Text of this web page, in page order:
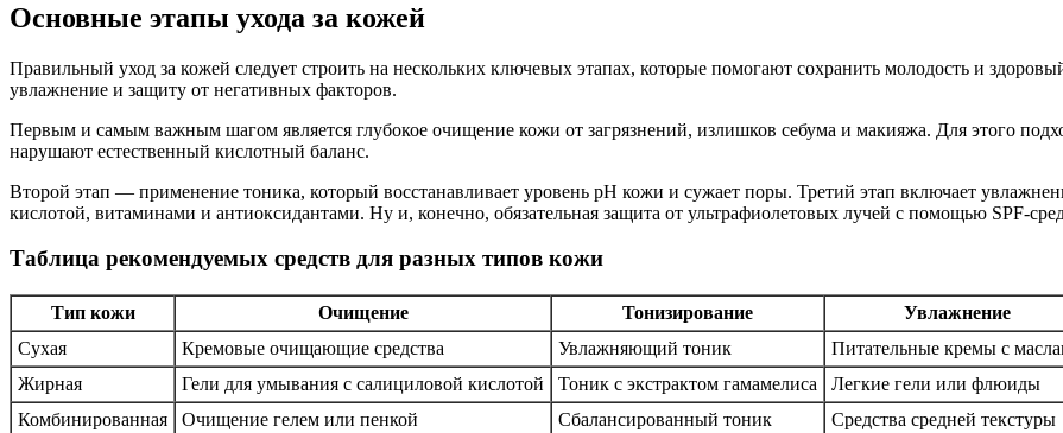
Основные этапы ухода за кожей
Правильный уход за кожей следует строить на нескольких ключевых этапах, которые помогают сохранить молодость и
увлажнение и защиту от негативных факторов.
Первым и самым важным шагом является глубокое очищение кожи от загрязнений, излишков себума и макияжа. Для этого
нарушают естественный кислотный баланс.
Второй этап — применение тоника, который восстанавливает уровень pH кожи и сужает поры. Третий этап включает
кислотой, витаминами и антиоксидантами. Ну и, конечно, обязательная защита от ультрафиолетовых лучей с помощью SPF-
Таблица рекомендуемых средств для разных типов кожи
Тип кожи Очищение Тонизирование Увлажнение
Сухая
Кремовые очищающие средства Увлажняющий тоник Питательные кремы с
Жирная
Гели для умывания с салициловой кислотой Тоник с экстрактом гамамелиса Легкие гели или флюиды
Комбинированная
Очищение гелем или пенкой Сбалансированный тоник Средства средней текстуры